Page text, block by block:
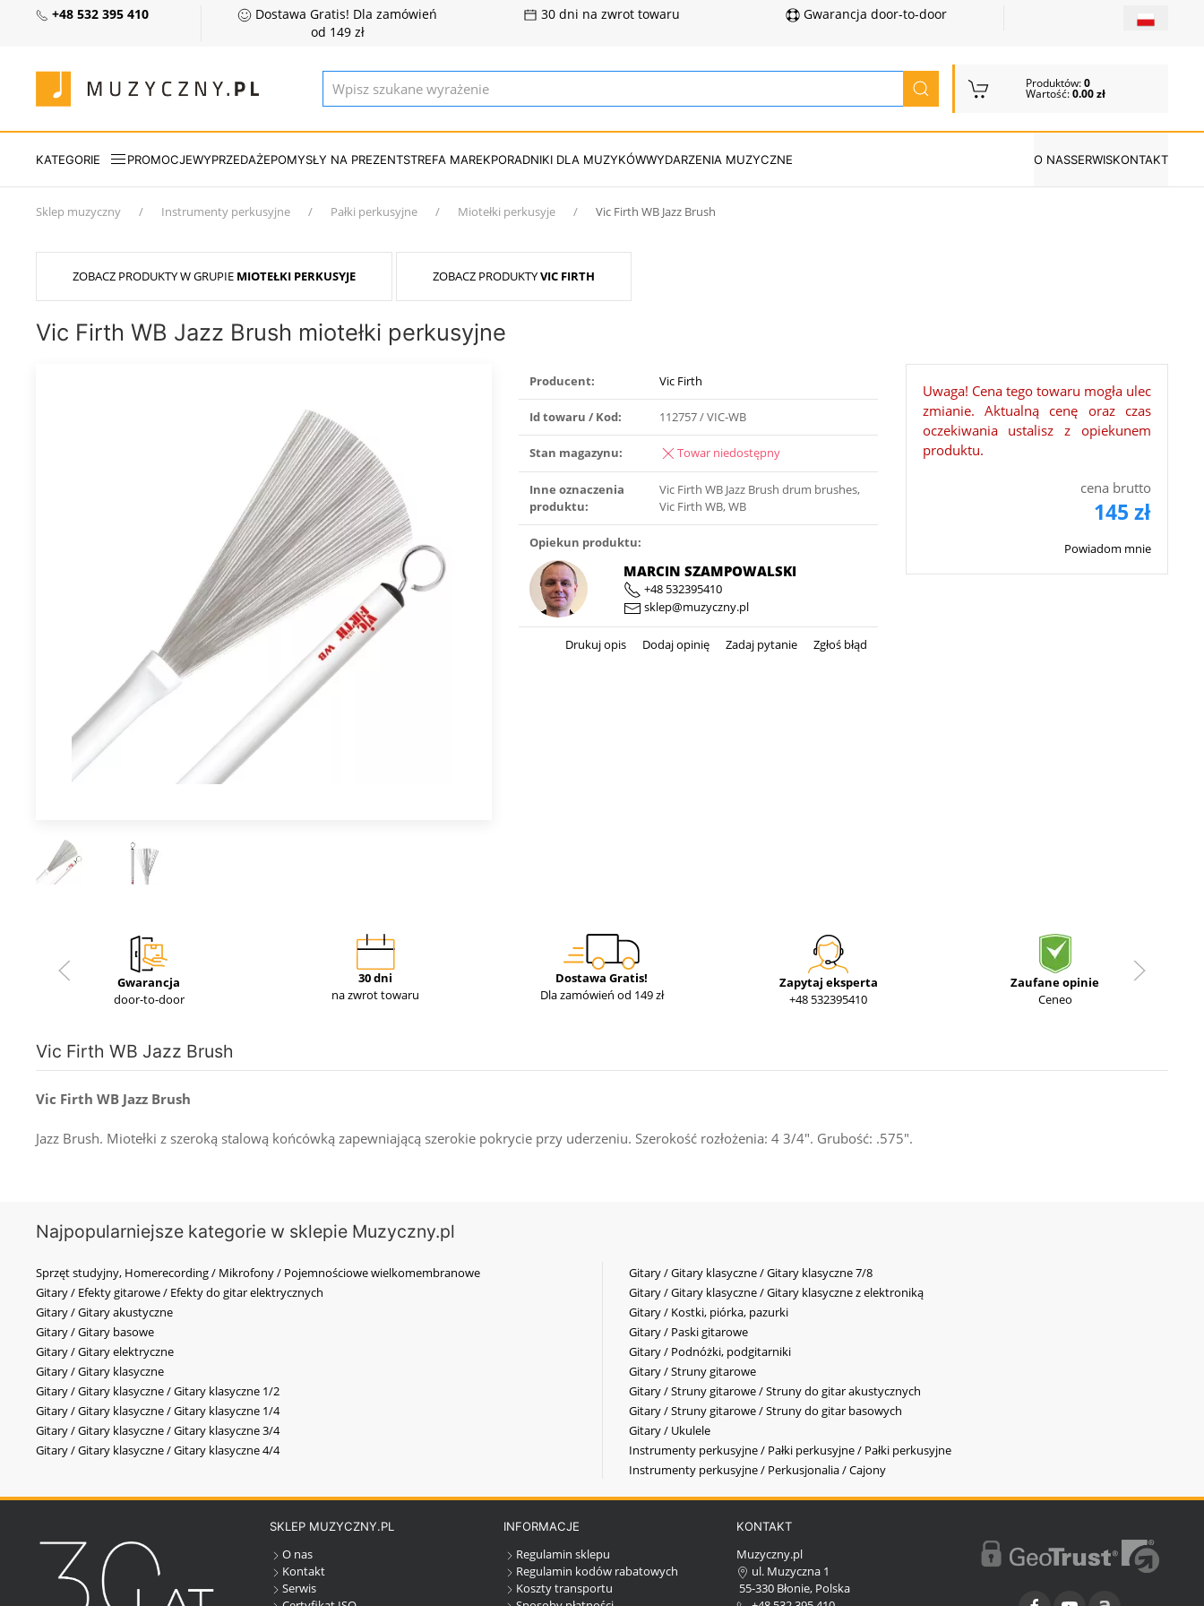
+48 532 395 410
Dostawa Gratis! Dla zamówień
od 149 zł
30 dni na zwrot towaru Gwarancja door-to-door
Produktów:0
Wartość:0.00 zł
KATEGORIE PROMOCJEWYPRZEDAŻEPOMYSŁY NA PREZENTSTREFA MAREKPORADNIKI DLA MUZYKÓWWYDARZENIA MUZYCZNE O NASSERWISKONTAKT
Sklep muzyczny Instrumenty perkusyjne Pałki perkusyjne Miotełki perkusyje Vic Firth WB Jazz Brush
ZOBACZ PRODUKTY W GRUPIE MIOTEŁKI PERKUSYJE ZOBACZ PRODUKTYVIC FIRTH
Vic Firth WB Jazz Brush miotełki perkusyjne
Producent: Vic Firth
Id towaru / Kod: 112757 / VIC-WB
Stan magazynu: Towar niedostępny
Inne oznaczenia
produktu:
Vic Firth WB Jazz Brush drum brushes,
Vic Firth WB, WB
Opiekun produktu:
MARCIN SZAMPOWALSKI
+48 532395410
sklep@muzyczny.pl
Drukuj opis Dodaj opinię Zadaj pytanie Zgłoś błąd
Uwaga! Cena tego towaru mogła ulec
zmianie. Aktualną cenę oraz czas
oczekiwania ustalisz z opiekunem
produktu.
cena brutto
145 zł
Powiadom mnie
Gwarancja
door-to-door
30 dni
na zwrot towaru
Dostawa Gratis!
Dla zamówień od 149 zł
Zapytaj eksperta
+48 532395410
Zaufane opinie
Ceneo
Vic Firth WB Jazz Brush
Vic Firth WB Jazz Brush
Jazz Brush. Miotełki z szeroką stalową końcówką zapewniającą szerokie pokrycie przy uderzeniu. Szerokość rozłożenia: 4 3/4". Grubość: .575".
Najpopularniejsze kategorie w sklepie Muzyczny.pl
Sprzęt studyjny, Homerecording / Mikrofony / Pojemnościowe wielkomembranowe
Gitary / Efekty gitarowe / Efekty do gitar elektrycznych
Gitary / Gitary akustyczne
Gitary / Gitary basowe
Gitary / Gitary elektryczne
Gitary / Gitary klasyczne
Gitary / Gitary klasyczne / Gitary klasyczne 1/2
Gitary / Gitary klasyczne / Gitary klasyczne 1/4
Gitary / Gitary klasyczne / Gitary klasyczne 3/4
Gitary / Gitary klasyczne / Gitary klasyczne 4/4
Gitary / Gitary klasyczne / Gitary klasyczne 7/8
Gitary / Gitary klasyczne / Gitary klasyczne z elektroniką
Gitary / Kostki, piórka, pazurki
Gitary / Paski gitarowe
Gitary / Podnóżki, podgitarniki
Gitary / Struny gitarowe
Gitary / Struny gitarowe / Struny do gitar akustycznych
Gitary / Struny gitarowe / Struny do gitar basowych
Gitary / Ukulele
Instrumenty perkusyjne / Pałki perkusyjne / Pałki perkusyjne
Instrumenty perkusyjne / Perkusjonalia / Cajony
SKLEP MUZYCZNY.PL
O nas
Kontakt
Serwis
INFORMACJE
Regulamin sklepu
Regulamin kodów rabatowych
Koszty transportu
KONTAKT
Muzyczny.pl
ul. Muzyczna 1
55-330 Błonie, Polska